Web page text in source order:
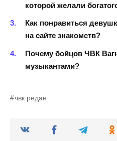
которой желали
Как понравиться
на сайте знакомств?
Почему бойцов ЧВК
музыкантами?
чвк редан